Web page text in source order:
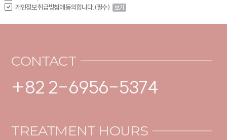
개인정보 취급방침에 동의합니다. (필수)
보기
CONTACT
+82 2-6956-5374
TREATMENT HOURS